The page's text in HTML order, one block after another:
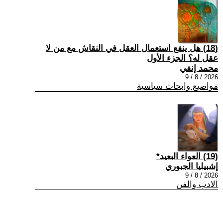
(18) هل ينفع استعمال العقل في النقاش مع من لا
عقل له؟ الجزء الأول
محمد إنفي
2026 / 8 / 9
مواضيع وابحاث سياسية
(19) العواء البعيد*
إشبيليا الجبوري
2026 / 8 / 9
الادب والفن